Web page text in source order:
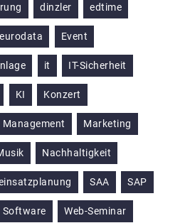
dinzler edtime
eurodata Event
it IT-Sicherheit
KI Konzert
Management Marketing
Nachhaltigkeit
SAA SAP
Software Web-Seminar